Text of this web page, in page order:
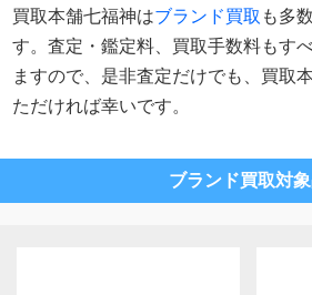
買取本舗七福神はブランド買取 も多
す。査定・鑑定料、買取手数料もす
ますので、是非査定だけでも、買取
ただければ幸いです。
ブランド買取対